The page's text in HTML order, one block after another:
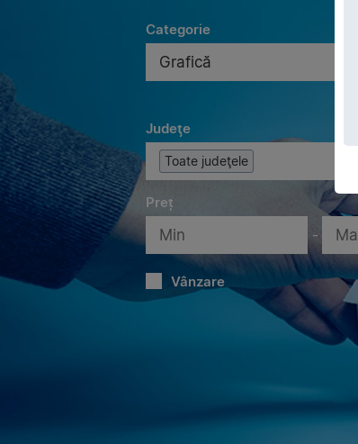
Categorie
Grafică
Judeţe
Toate judeţele
Preț
-
Vânzare